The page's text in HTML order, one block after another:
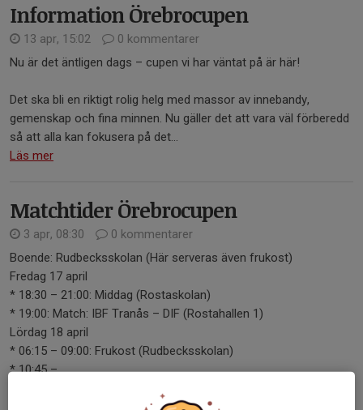
Information Örebrocupen
13 apr, 15:02
0 kommentarer
Nu är det äntligen dags – cupen vi har väntat på är här!
Det ska bli en riktigt rolig helg med massor av innebandy,
gemenskap och fina minnen. Nu gäller det att vara väl förberedd
så att alla kan fokusera på det...
Läs mer
Matchtider Örebrocupen
3 apr, 08:30
0 kommentarer
Boende: Rudbecksskolan (Här serveras även frukost)
Fredag 17 april
* 18:30 – 21:00: Middag (Rostaskolan)
* 19:00: Match: IBF Tranås – DIF (Rostahallen 1)
Lördag 18 april
* 06:15 – 09:00: Frukost (Rudbecksskolan)
* 10:45 –...